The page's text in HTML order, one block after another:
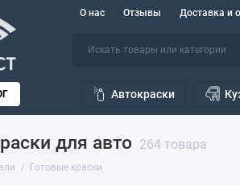
О нас Отзывы Доставка и
Автокраски
для авто 264 товара
Готовые краски